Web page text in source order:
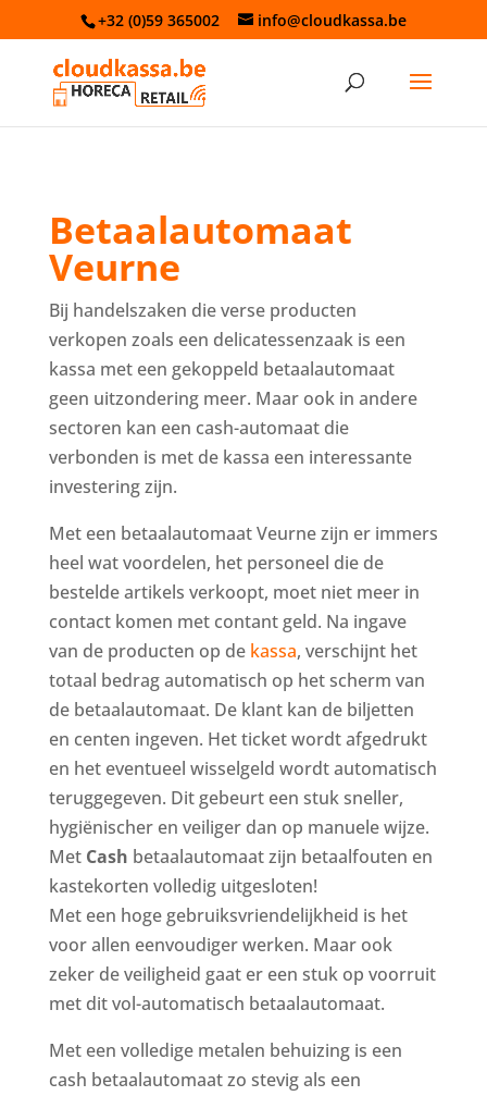
+32 (0)59 365002 info@cloudkassa.be
Betaalautomaat
Veurne
Bij handelszaken die verse producten
verkopen zoals een delicatessenzaak is een
kassa met een gekoppeld betaalautomaat
geen uitzondering meer. Maar ook in andere
sectoren kan een cash-automaat die
verbonden is met de kassa een interessante
investering zijn.
Met een betaalautomaat Veurne zijn er immers
heel wat voordelen, het personeel die de
bestelde artikels verkoopt, moet niet meer in
contact komen met contant geld. Na ingave
van de producten op de kassa, verschijnt het
totaal bedrag automatisch op het scherm van
de betaalautomaat. De klant kan de biljetten
en centen ingeven. Het ticket wordt afgedrukt
en het eventueel wisselgeld wordt automatisch
teruggegeven. Dit gebeurt een stuk sneller,
hygiënischer en veiliger dan op manuele wijze.
Met Cash betaalautomaat zijn betaalfouten en
kastekorten volledig uitgesloten!
Met een hoge gebruiksvriendelijkheid is het
voor allen eenvoudiger werken. Maar ook
zeker de veiligheid gaat er een stuk op voorruit
met dit vol-automatisch betaalautomaat.
Met een volledige metalen behuizing is een
cash betaalautomaat zo stevig als een